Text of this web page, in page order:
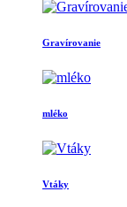
Gravírovanie
mléko
Vtáky